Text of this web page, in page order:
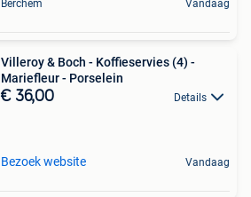
Berchem Vandaag
Villeroy & Boch - Koffieservies (4) -
Mariefleur - Porselein
€ 36,00 Details
Bezoek website Vandaag